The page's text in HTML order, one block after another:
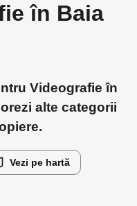
în Baia
Videografie în
alte categorii
Vezi pe hartă